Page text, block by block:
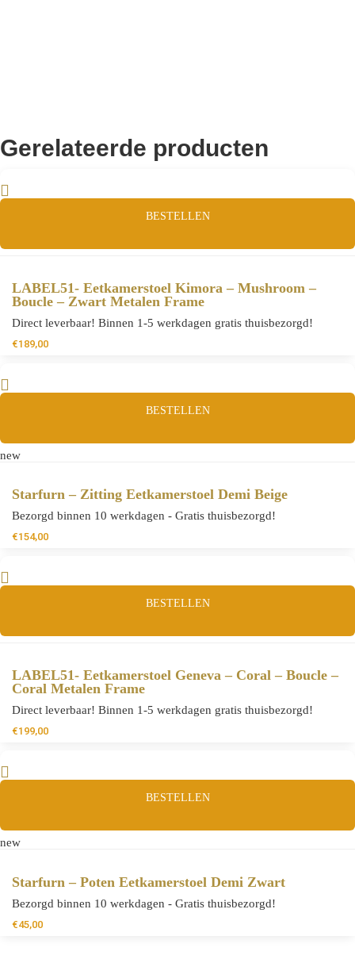
Gerelateerde producten
BESTELLEN
LABEL51- Eetkamerstoel Kimora – Mushroom –
Boucle – Zwart Metalen Frame
Direct leverbaar! Binnen 1-5 werkdagen gratis thuisbezorgd!
€189,00
BESTELLEN
new
Starfurn – Zitting Eetkamerstoel Demi Beige
Bezorgd binnen 10 werkdagen - Gratis thuisbezorgd!
€154,00
BESTELLEN
LABEL51- Eetkamerstoel Geneva – Coral – Boucle –
Coral Metalen Frame
Direct leverbaar! Binnen 1-5 werkdagen gratis thuisbezorgd!
€199,00
BESTELLEN
new
Starfurn – Poten Eetkamerstoel Demi Zwart
Bezorgd binnen 10 werkdagen - Gratis thuisbezorgd!
€45,00